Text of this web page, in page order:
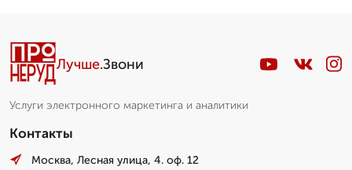
Лучше.Звони
Услуги электронного маркетинга и аналитики
Контакты
Москва, Лесная улица, 4. оф. 12